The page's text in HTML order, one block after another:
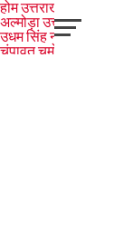
होमउत्तराखंड
अल्मोड़ाउत्तरकाशी
उधम सिंह नगर
चंपावतचमोली